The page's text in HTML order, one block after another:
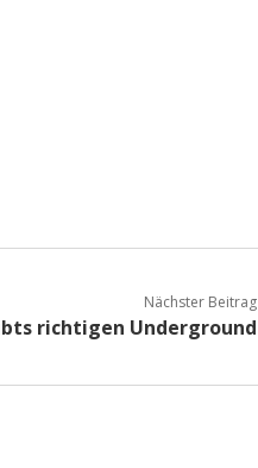
Nächster Beitrag
richtigen Underground